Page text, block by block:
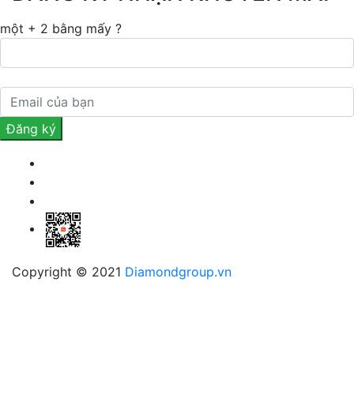
một + 2 bằng mấy ?
Copyright © 2021 Diamondgroup.vn